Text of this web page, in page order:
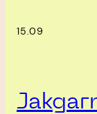
15.09